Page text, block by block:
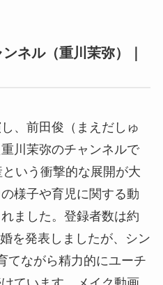
ネル（重川茉弥）｜
、前田俊（まえだしゅ
川茉弥のチャンネルで
いう衝撃的な展開が大
様子や育児に関する動
ました。登録者数は約
を発表しましたが、シン
てながら精力的にユーチ